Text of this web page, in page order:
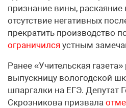
признание вины,
отсутствие негативных
прекратить производство
ограничился устным
Ранее «Учительская газета»
выпускницу вологодской
шпаргалки на ЕГЭ. Депутат
Скрозникова призвала